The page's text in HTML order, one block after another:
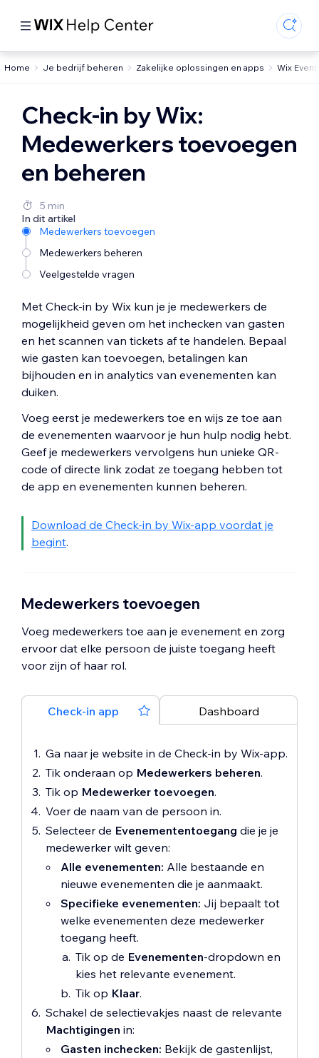
Home Je bedrijf beheren Zakelijke oplossingen en apps Wix
Check-in by Wix:
Medewerkers toevoegen
en beheren
5 min
In dit artikel
Medewerkers toevoegen
Medewerkers beheren
Veelgestelde vragen
Met Check-in by Wix kun je je medewerkers de
mogelijkheid geven om het inchecken van gasten
en het scannen van tickets af te handelen. Bepaal
wie gasten kan toevoegen, betalingen kan
bijhouden en in analytics van evenementen kan
duiken.
Voeg eerst je medewerkers toe en wijs ze toe aan
de evenementen waarvoor je hun hulp nodig hebt.
Geef je medewerkers vervolgens hun unieke QR-
code of directe link zodat ze toegang hebben tot
de app en evenementen kunnen beheren.
Download de Check-in by Wix-app voordat je
begint.
Medewerkers toevoegen
Voeg medewerkers toe aan je evenement en zorg
ervoor dat elke persoon de juiste toegang heeft
voor zijn of haar rol.
Check-in app Dashboard
Ga naar je website in de Check-in by Wix-app.
Tik onderaan op Medewerkers beheren.
Tik op Medewerker toevoegen.
Voer de naam van de persoon in.
Selecteer de Evenemententoegang die je je
medewerker wilt geven:
Alle evenementen: Alle bestaande en
nieuwe evenementen die je aanmaakt.
Specifieke evenementen: Jij bepaalt tot
welke evenementen deze medewerker
toegang heeft.
Tik op de Evenementen-dropdown en
kies het relevante evenement.
Tik op Klaar.
Schakel de selectievakjes naast de relevante
Machtigingen in:
Gasten inchecken: Bekijk de gastenlijst,